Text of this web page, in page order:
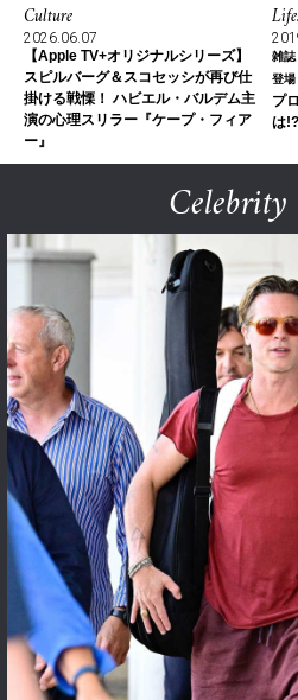
Culture
2026.06.07
【Apple TV+オリジナルシリーズ】
スピルバーグ＆スコセッシが再び仕
掛ける戦慄！ ハビエル・バルデム主
演の心理スリラー『ケープ・フィア
ー』
雑
登場
プ
は!?